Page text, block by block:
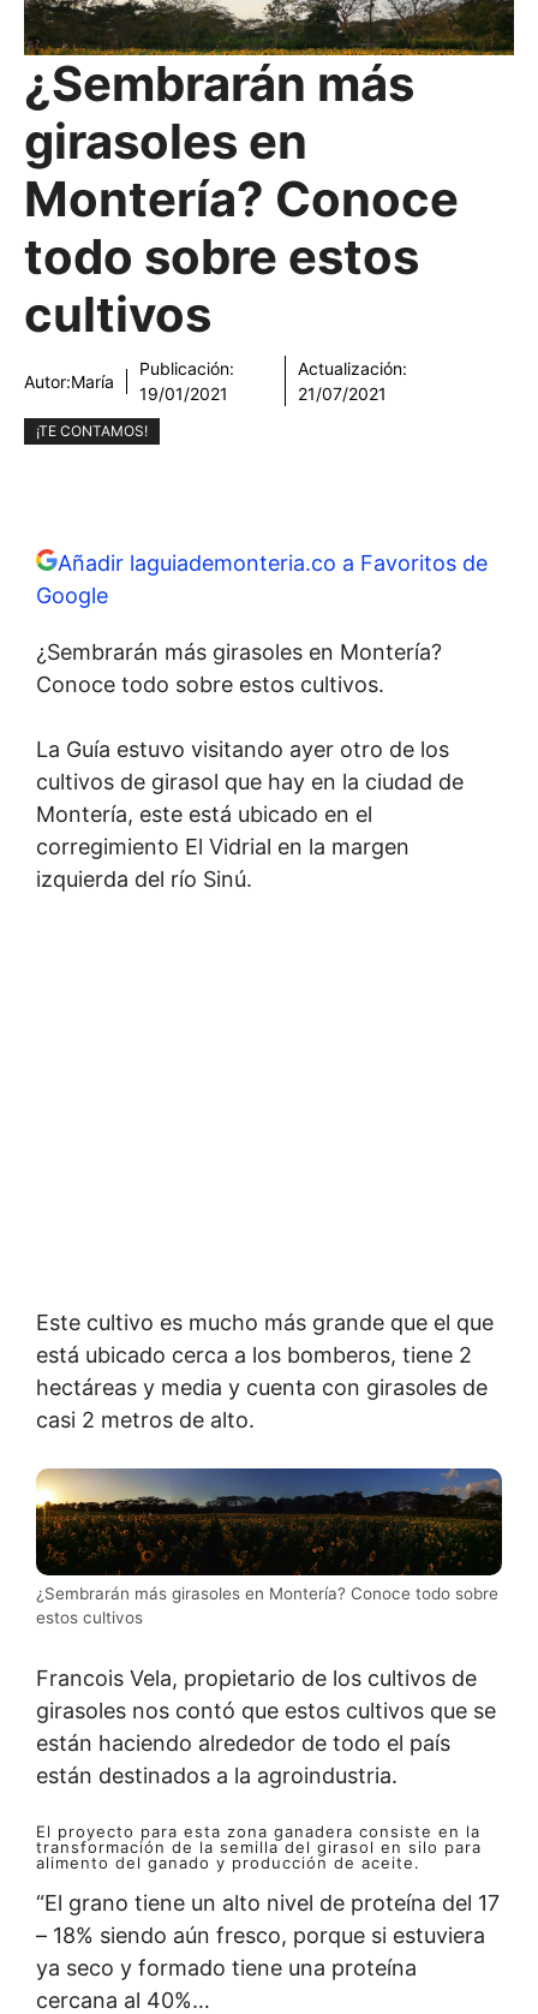
¿Sembrarán más
girasoles en
Montería? Conoce
todo sobre estos
cultivos
Autor:María
Publicación:
19/01/2021
Actualización:
21/07/2021
¡TE CONTAMOS!
Añadir laguiademonteria.co a Favoritos de
Google
¿Sembrarán más girasoles en Montería?
Conoce todo sobre estos cultivos.
La Guía estuvo visitando ayer otro de los
cultivos de girasol que hay en la ciudad de
Montería, este está ubicado en el
corregimiento El Vidrial en la margen
izquierda del río Sinú.
Este cultivo es mucho más grande que el que
está ubicado cerca a los bomberos, tiene 2
hectáreas y media y cuenta con girasoles de
casi 2 metros de alto.
¿Sembrarán más girasoles en Montería? Conoce todo sobre
estos cultivos
Francois Vela, propietario de los cultivos de
girasoles nos contó que estos cultivos que se
están haciendo alrededor de todo el país
están destinados a la agroindustria.
El proyecto para esta zona ganadera consiste en la
transformación de la semilla del girasol en silo para
alimento del ganado y producción de aceite.
“El grano tiene un alto nivel de proteína del 17
– 18% siendo aún fresco, porque si estuviera
ya seco y formado tiene una proteína
cercana al 40%…